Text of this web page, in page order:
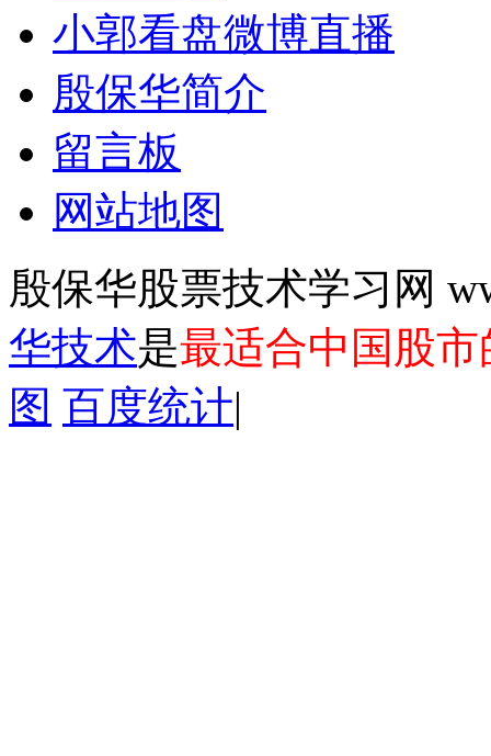
小郭看盘微博直播
殷保华简介
留言板
网站地图
殷保华股票技术学习网
华技术是最适合中国股
图 百度统计|